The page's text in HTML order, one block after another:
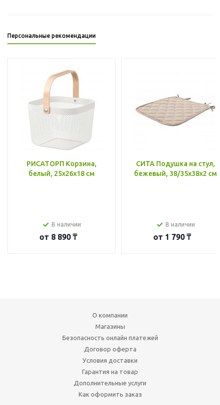
Персональные рекомендации
РИСАТОРП Корзина,
белый, 25x26x18 см
В наличии
от 8 890 ₸
СИТА Подушка на стул,
бежевый, 38/35x38x2 см
В наличии
от 1 790 ₸
О компании
Магазины
Безопасность онлайн платежей
Договор оферта
Условия доставки
Гарантия на товар
Дополнительные услуги
Как оформить заказ